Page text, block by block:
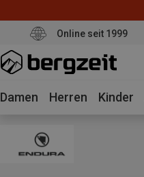
Online seit 1999
Damen Herren Kinder